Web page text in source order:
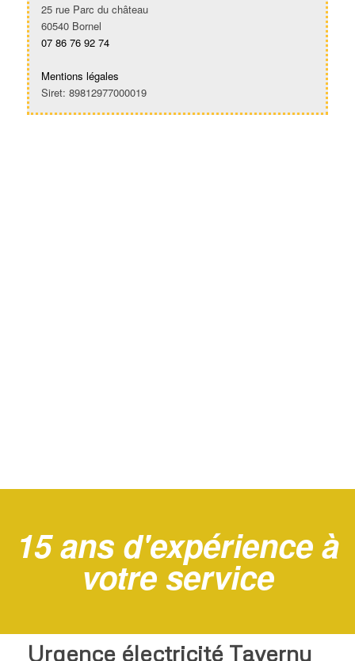
25 rue Parc du château
60540 Bornel
07 86 76 92 74
Mentions légales
Siret: 89812977000019
15 ans d'expérience à
votre service
Urgence électricité Taverny